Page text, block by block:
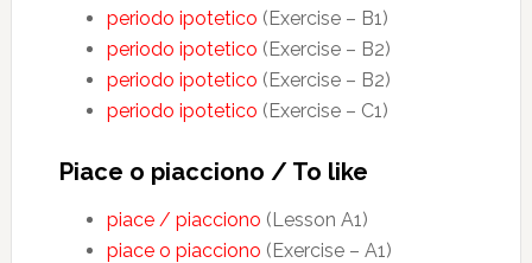
periodo ipotetico (Exercise – B1)
periodo ipotetico (Exercise – B2)
periodo ipotetico (Exercise – B2)
periodo ipotetico (Exercise – C1)
Piace o piacciono / To like
piace / piacciono (Lesson A1)
piace o piacciono (Exercise – A1)